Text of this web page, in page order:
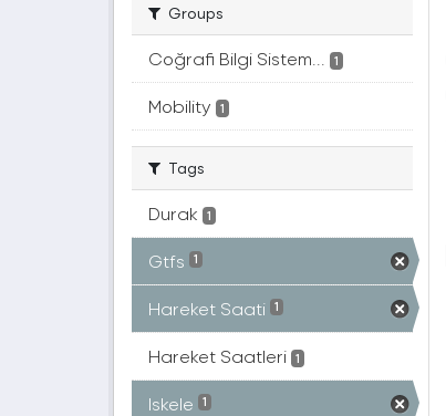
Groups
Coğrafi Bilgi Sistem... 1
Mobility 1
Tags
Durak 1
Gtfs 1
Hareket Saati 1
Hareket Saatleri 1
Iskele 1